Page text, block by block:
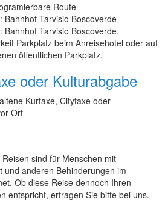
Route
Bahnhof Tarvisio Boscoverde
Bahnhof Tarvisio Boscoverde.
Parkplatz beim Anreisehotel oder auf
öffentlichen Parkplatz.
oder Kulturabgabe
Kurtaxe, Citytaxe oder
Ort
Reisen sind für Menschen mit
und anderen Behinderungen im
Ob diese Reise dennoch Ihren
entspricht, erfragen Sie bitte bei uns.